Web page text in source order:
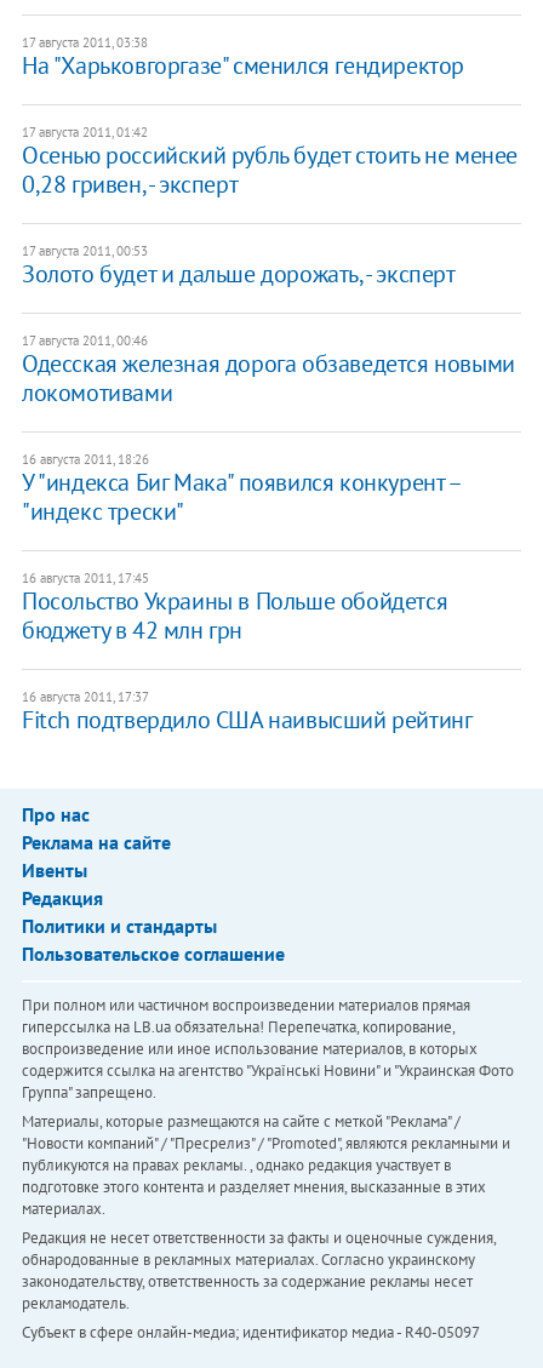
17 августа 2011, 03:38
На "Харьковгоргазе" сменился гендиректор
17 августа 2011, 01:42
Осенью российский рубль будет стоить не менее
0,28 гривен, - эксперт
17 августа 2011, 00:53
Золото будет и дальше дорожать, - эксперт
17 августа 2011, 00:46
Одесская железная дорога обзаведется новыми
локомотивами
16 августа 2011, 18:26
​У "индекса Биг Мака" появился конкурент –
"индекс трески"
16 августа 2011, 17:45
Посольство Украины в Польше обойдется
бюджету в 42 млн грн
16 августа 2011, 17:37
Fitch подтвердило США наивысший рейтинг
Про нас
Реклама на сайте
Ивенты
Редакция
Политики и стандарты
Пользовательское соглашение
При полном или частичном воспроизведении материалов прямая
гиперссылка на LB.ua обязательна! Перепечатка, копирование,
воспроизведение или иное использование материалов, в которых
содержится ссылка на агентство "Українськi Новини" и "Украинская Фото
Группа" запрещено.
Материалы, которые размещаются на сайте с меткой "Реклама" /
"Новости компаний" / "Пресрелиз" / "Promoted", являются рекламными и
публикуются на правах рекламы. , однако редакция участвует в
подготовке этого контента и разделяет мнения, высказанные в этих
материалах.
Редакция не несет ответственности за факты и оценочные суждения,
обнародованные в рекламных материалах. Согласно украинскому
законодательству, ответственность за содержание рекламы несет
рекламодатель.
Субъект в сфере онлайн-медиа; идентификатор медиа - R40-05097